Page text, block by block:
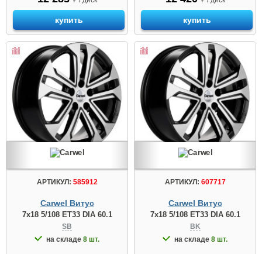
купить купить
АРТИКУЛ: 585912
Carwel Витус
7x18 5/108 ET33 DIA 60.1
SB
на складе 8 шт.
АРТИКУЛ: 607717
Carwel Витус
7x18 5/108 ET33 DIA 60.1
BK
на складе 8 шт.